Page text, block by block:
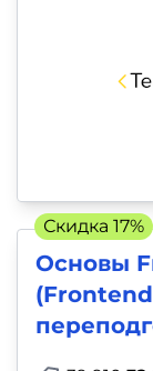
Основы
Скидка 17%